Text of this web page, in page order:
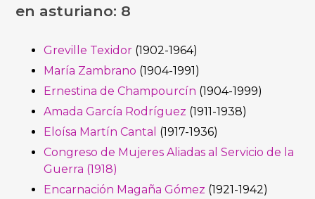
en asturiano: 8
Greville Texidor (1902-1964)
María Zambrano (1904-1991)
Ernestina de Champourcín (1904-1999)
Amada García Rodríguez (1911-1938)
Eloísa Martín Cantal (1917-1936)
Congreso de Mujeres Aliadas al Servicio de la
Guerra (1918)
Encarnación Magaña Gómez (1921-1942)